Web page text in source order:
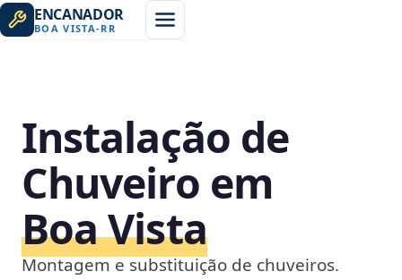
ENCANADOR
BOA VISTA-RR
Instalação de
Chuveiro em
Boa Vista
Montagem e substituição de chuveiros.